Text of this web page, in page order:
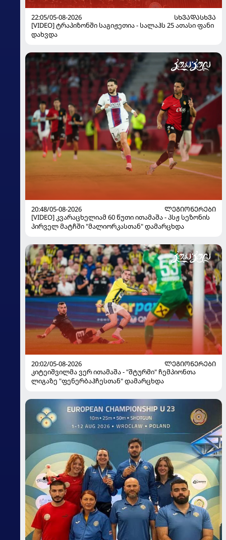
22:05/05-08-2026
ᲡᲮᲕᲐᲓᲐᲡᲮᲕᲐ
[VIDEO] ტრაპიზონში საგიჟეთია - სალაჰს 25 ათასი ფანი
დახვდა
20:48/05-08-2026
ᲚᲔᲒᲘᲝᲜᲔᲠᲔᲑᲘ
[VIDEO] კვარაცხელიამ 60 წუთი ითამაშა - პსჟ სეზონის
პირველ მატჩში "მალიორკასთან" დამარცხდა
20:02/05-08-2026
ᲚᲔᲒᲘᲝᲜᲔᲠᲔᲑᲘ
კიტეიშვილმა ვერ ითამაშა - "შტურმი" ჩემპიონთა
ლიგაზე "ფენერბაჰჩესთან" დამარცხდა